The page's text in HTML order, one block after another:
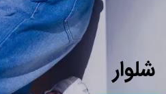
​شلوار ​​​​​​​